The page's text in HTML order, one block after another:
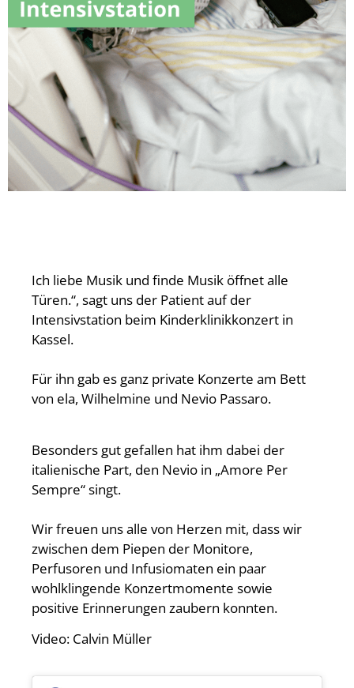
Ich liebe Musik und finde Musik öffnet alle
Türen.“, sagt uns der Patient auf der
Intensivstation beim Kinderklinikkonzert in
Kassel.
Für ihn gab es ganz private Konzerte am Bett
von ela, Wilhelmine und Nevio Passaro.
Besonders gut gefallen hat ihm dabei der
italienische Part, den Nevio in „Amore Per
Sempre“ singt.
Wir freuen uns alle von Herzen mit, dass wir
zwischen dem Piepen der Monitore,
Perfusoren und Infusiomaten ein paar
wohlklingende Konzertmomente sowie
positive Erinnerungen zaubern konnten.
Video: Calvin Müller